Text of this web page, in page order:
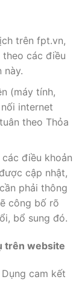
trên fpt.vn,
theo các điều
này.
(máy tính,
internet
theo Thỏa
điều khoản
cập nhật,
phải thông
công bố rõ
bổ sung đó.
trên website
cam kết